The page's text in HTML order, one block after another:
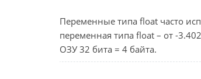
Переменные типа float часто
переменная типа float – от -
ОЗУ 32 бита = 4 байта.